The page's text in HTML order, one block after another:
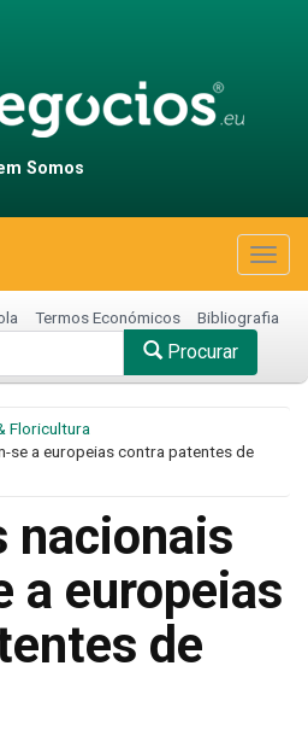
Somos
Termos Económicos Bibliografia
Procurar
Floricultura
se a europeias contra patentes de
nacionais
a europeias
de